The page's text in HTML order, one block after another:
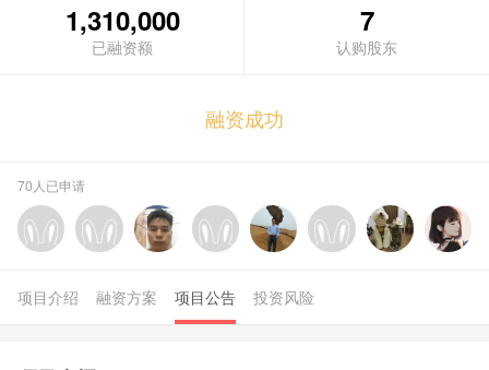
1,310,000 7
融资成功
70人已申请
项目介绍 融资方案 项目公告 投资风险